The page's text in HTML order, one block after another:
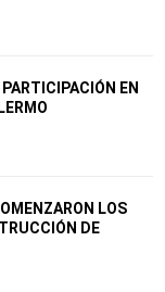
EN
LOS
DE